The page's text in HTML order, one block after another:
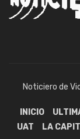
Noticiero de
INICIO
UAT
LA